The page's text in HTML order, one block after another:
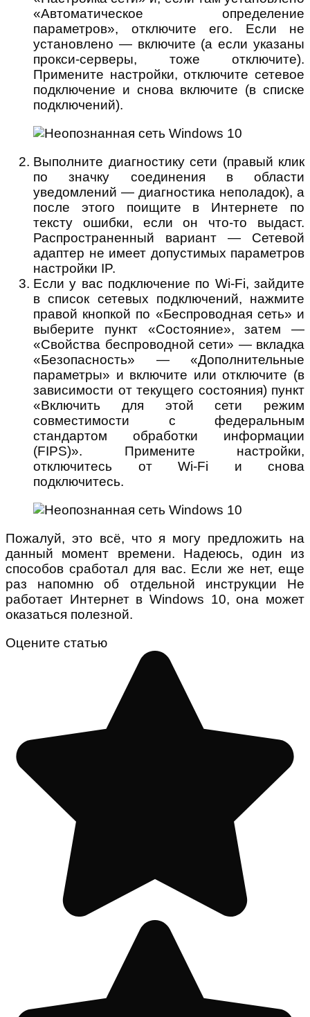
«Автоматическое определение
параметров», отключите его. Если не
установлено — включите (а если указаны
прокси-серверы, тоже отключите).
Примените настройки, отключите сетевое
подключение и снова включите (в списке
подключений).
Выполните диагностику сети (правый клик
по значку соединения в области
уведомлений — диагностика неполадок), а
после этого поищите в Интернете по
тексту ошибки, если он что-то выдаст.
Распространенный вариант — Сетевой
адаптер не имеет допустимых параметров
настройки IP.
Если у вас подключение по Wi-Fi, зайдите
в список сетевых подключений, нажмите
правой кнопкой по «Беспроводная сеть» и
выберите пункт «Состояние», затем —
«Свойства беспроводной сети» — вкладка
«Безопасность» — «Дополнительные
параметры» и включите или отключите (в
зависимости от текущего состояния) пункт
«Включить для этой сети режим
совместимости с федеральным
стандартом обработки информации
(FIPS)». Примените настройки,
отключитесь от Wi-Fi и снова
подключитесь.
Пожалуй, это всё, что я могу предложить на
данный момент времени. Надеюсь, один из
способов сработал для вас. Если же нет, еще
раз напомню об отдельной инструкции Не
работает Интернет в Windows 10, она может
оказаться полезной.
Оцените статью